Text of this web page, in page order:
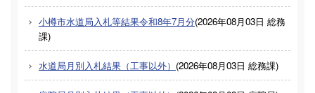
小樽市水道局入札等結果令和8年7月分(2026年08月03日 総務
課)
水道局月別入札結果（工事以外） (2026年08月03日 総務課)